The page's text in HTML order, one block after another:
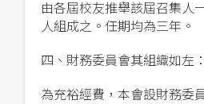
由各屆校友推舉該屆召集人
人組成之。任期均為三年。
四、財務委員會其組織如左：
為充裕經費，本會設財務委